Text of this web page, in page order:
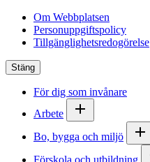
Om Webbplatsen
Personuppgiftspolicy
Tillgänglighetsredogörelse
Stäng
För dig som invånare
Arbete
Bo, bygga och miljö
Förskola och utbildning